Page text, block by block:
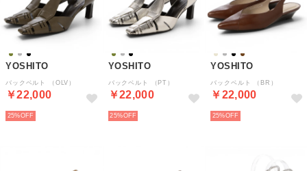
YOSHITO
バックベルト （OLV）
￥22,000
25%
YOSHITO
バックベルト （PT）
￥22,000
25%
YOSHITO
バックベルト （BR）
￥22,000
25%